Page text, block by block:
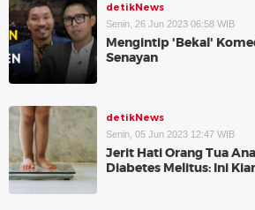
detikNews
Senin, 26 Jun 2023 06:58 WIB
Mengintip 'Bekal'
Senayan
detikNews
Senin, 05 Jun 2023 12:47 WIB
Jerit Hati Orang Tua
Diabetes Melitus: Ini